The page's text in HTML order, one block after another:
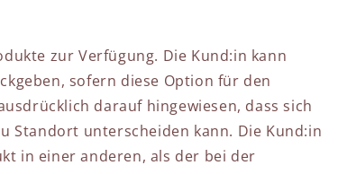
zur Verfügung. Die Kund:in kann
sofern diese Option für den
darauf hingewiesen, dass sich
Standort unterscheiden kann. Die Kund:in
in einer anderen, als der bei der